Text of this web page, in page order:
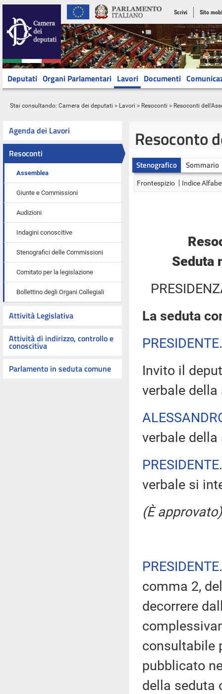
Scrivi Sito
Deputati Organi Parlamentari Lavori Documenti
Stai consultando: Camera dei deputati > Lavori > Resoconti > Resoconti
Agenda dei Lavori
Resoconti
Assemblea
Giunte e Commissioni
Audizioni
Indagini conoscitive
Stenografici delle Commissioni
Comitato per la legislazione
Bollettino degli Organi Collegiali
Attività Legislativa
Attività di indirizzo, controllo e
conoscitiva
Parlamento in seduta comune
Resoconto
Stenografico Sommario
Frontespizio Indice
Seduta
La seduta
PRESIDENTE
Invito il
verbale della
verbale
PRESIDENTE
verbale si
(È approvato)
PRESIDENTE
comma 2,
decorrere
consultabile
pubblicato
della seduta